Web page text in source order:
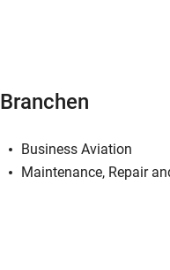
Branchen
Business Aviation
Maintenance, Repair